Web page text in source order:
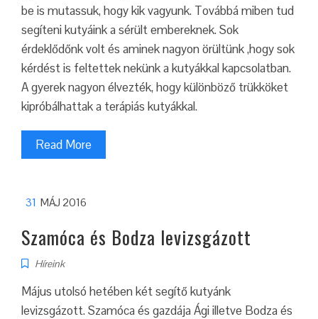
be is mutassuk, hogy kik vagyunk. Továbbá miben tud
segíteni kutyáink a sérült embereknek. Sok
érdeklődőnk volt és aminek nagyon örültünk ,hogy sok
kérdést is feltettek nekünk a kutyákkal kapcsolatban.
A gyerek nagyon élvezték, hogy különböző trükköket
kipróbálhattak a terápiás kutyákkal.
Read More
31 MÁJ 2016
Szamóca és Bodza levizsgázott
Híreink
Május utolsó hetében két segítő kutyánk
levizsgázott. Szamóca és gazdája Ági illetve Bodza és